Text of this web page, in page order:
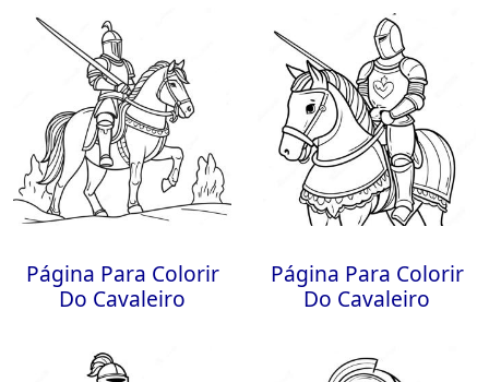
Página Para Colorir
Do Cavaleiro
Página Para Colorir
Do Cavaleiro